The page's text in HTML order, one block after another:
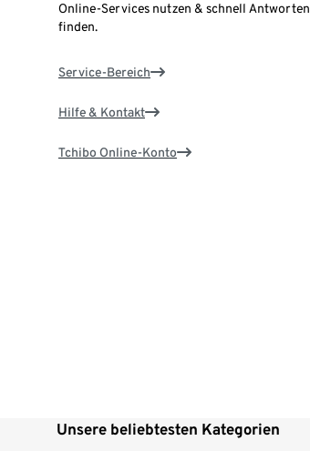
Online-Services nutzen & schnell Antworten
finden.
Service-Bereich
Hilfe & Kontakt
Tchibo Online-Konto
Unsere beliebtesten Kategorien